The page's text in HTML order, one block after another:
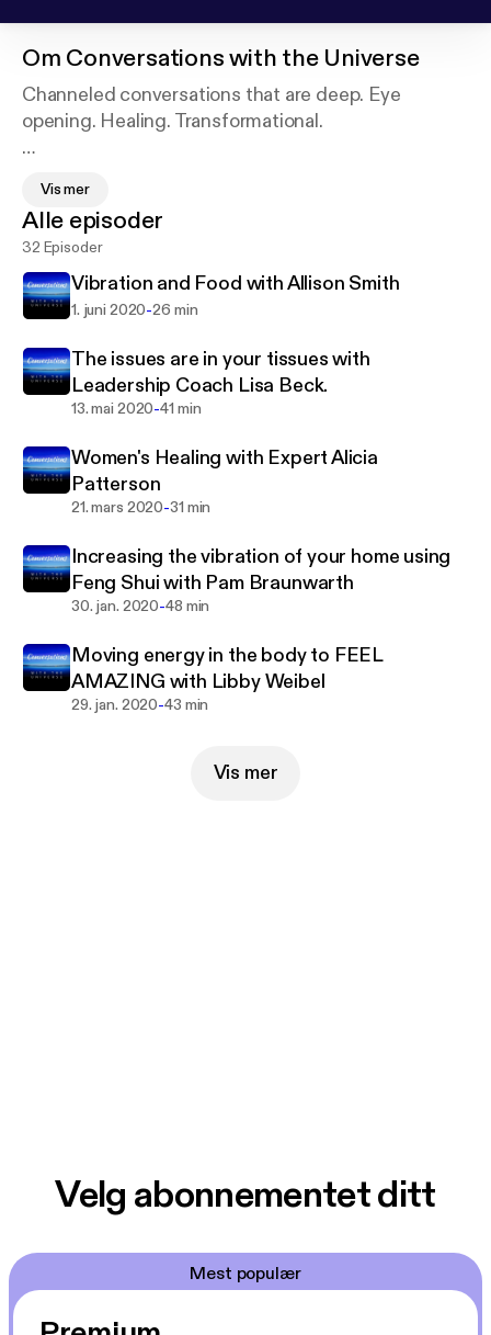
Om Conversations with the Universe
Channeled conversations that are deep. Eye
opening. Healing. Transformational.
hole and question everything with an open mind and
an open heart.
Answers. Understanding. Resonance. On the
deepest level. Interviews. Conversations. AND
Do you ever question...
What is your purpose?
Why is this happening to you?
You are awake. Or just started to wake up to the
bigger picture. You FEEL it.
Waking up to WHO you are. The spiritual being that
is experiencing life in a human body.
Vis mer
Alle episoder
32 Episoder
Vibration and Food with Allison Smith
1. juni 2020-26 min
The issues are in your tissues with
Leadership Coach Lisa Beck.
13. mai 2020-41 min
Women's Healing with Expert Alicia
Patterson
21. mars 2020-31 min
Increasing the vibration of your home using
Feng Shui with Pam Braunwarth
30. jan. 2020-48 min
Moving energy in the body to FEEL
AMAZING with Libby Weibel
29. jan. 2020-43 min
Vis mer
Velg abonnementet ditt
Mest populær